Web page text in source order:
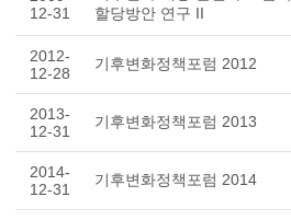
12-31
할당방안 연구 II
2012-
12-28
기후변화정책포럼 2012
2013-
12-31
기후변화정책포럼 2013
2014-
12-31
기후변화정책포럼 2014